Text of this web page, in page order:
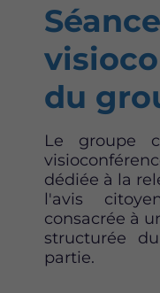
du
Le groupe
dédiée à la
l'avis
consacrée à
structurée
partie.